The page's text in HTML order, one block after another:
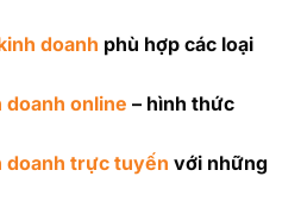
doanh phù hợp các loại
online – hình thức
doanh trực tuyến với những